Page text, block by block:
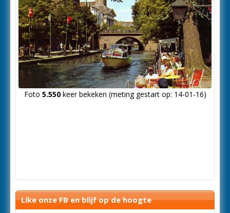
Foto 5.550keer bekeken (meting gestart op: 14-01-16)
Like onze FB en blijf op de hoogte